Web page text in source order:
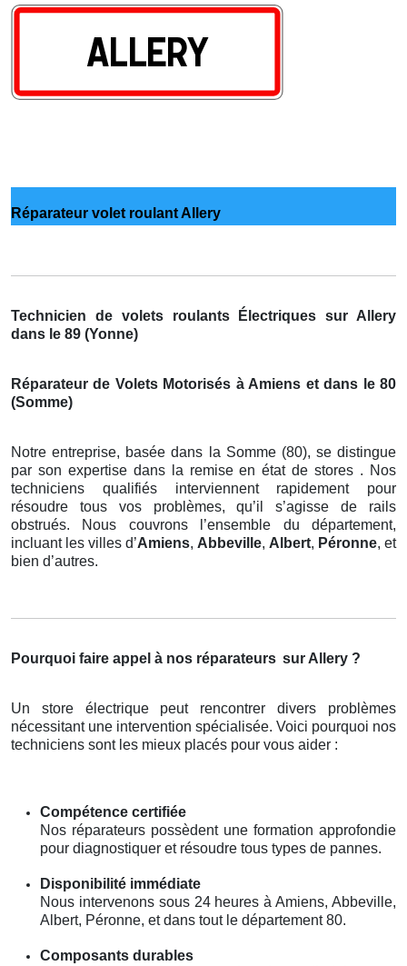
Réparateur volet roulant Allery
Technicien de volets roulants Électriques sur Allery
dans le 89 (Yonne)
Réparateur de Volets Motorisés à Amiens et dans le 80
(Somme)
Notre entreprise, basée dans la Somme (80), se distingue
par son expertise dans la remise en état de stores . Nos
techniciens qualifiés interviennent rapidement pour
résoudre tous vos problèmes, qu’il s’agisse de rails
obstrués. Nous couvrons l’ensemble du département,
incluant les villes d’Amiens, Abbeville, Albert, Péronne, et
bien d’autres.
Pourquoi faire appel à nos réparateurs sur Allery ?
Un store électrique peut rencontrer divers problèmes
nécessitant une intervention spécialisée. Voici pourquoi nos
techniciens sont les mieux placés pour vous aider :
Compétence certifiée
Nos réparateurs possèdent une formation approfondie
pour diagnostiquer et résoudre tous types de pannes.
Disponibilité immédiate
Nous intervenons sous 24 heures à Amiens, Abbeville,
Albert, Péronne, et dans tout le département 80.
Composants durables